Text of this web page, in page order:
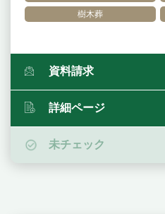
樹木葬
資料請求
詳細ページ
未チェック